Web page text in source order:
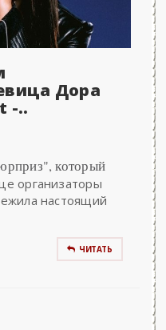
Дора
-..
который
организаторы
настоящий
ЧИТАТЬ